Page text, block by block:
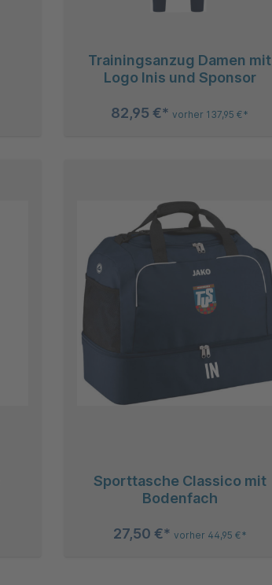
Trainingsanzug Damen mit
Logo Inis und Sponsor
82,95 €*vorher 137,95 €*
Sporttasche Classico mit
Bodenfach
27,50 €* vorher 44,95 €*